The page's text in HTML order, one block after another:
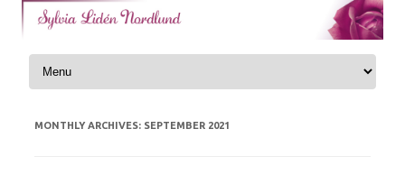
Skip to content
MONTHLY ARCHIVES: SEPTEMBER 2021